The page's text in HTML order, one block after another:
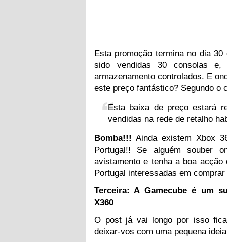
Esta promoção termina no dia
sido vendidas 30 consolas
armazenamento controlados. E
este preço fantástico? Segundo o
Esta baixa de preço estará
vendidas na rede de retalho
Bomba!!! Ainda existem Xbox
Portugal!! Se alguém souber
avistamento e tenha a boa
Portugal interessadas em
Terceira: A Gamecube é um
X360
O post já vai longo por isso
deixar-vos com uma pequena